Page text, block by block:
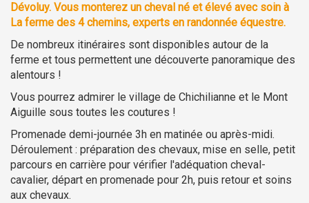
Dévoluy. Vous monterez un cheval né et élevé avec soin à
La ferme des 4 chemins, experts en randonnée équestre.
De nombreux itinéraires sont disponibles autour de la
ferme et tous permettent une découverte panoramique des
alentours !
Vous pourrez admirer le village de Chichilianne et le Mont
Aiguille sous toutes les coutures !
Promenade demi-journée 3h en matinée ou après-midi.
Déroulement : préparation des chevaux, mise en selle, petit
parcours en carrière pour vérifier l'adéquation cheval-
cavalier, départ en promenade pour 2h, puis retour et soins
aux chevaux.